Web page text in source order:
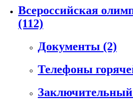
Всероссийская
(112)
Документы (2)
Телефоны